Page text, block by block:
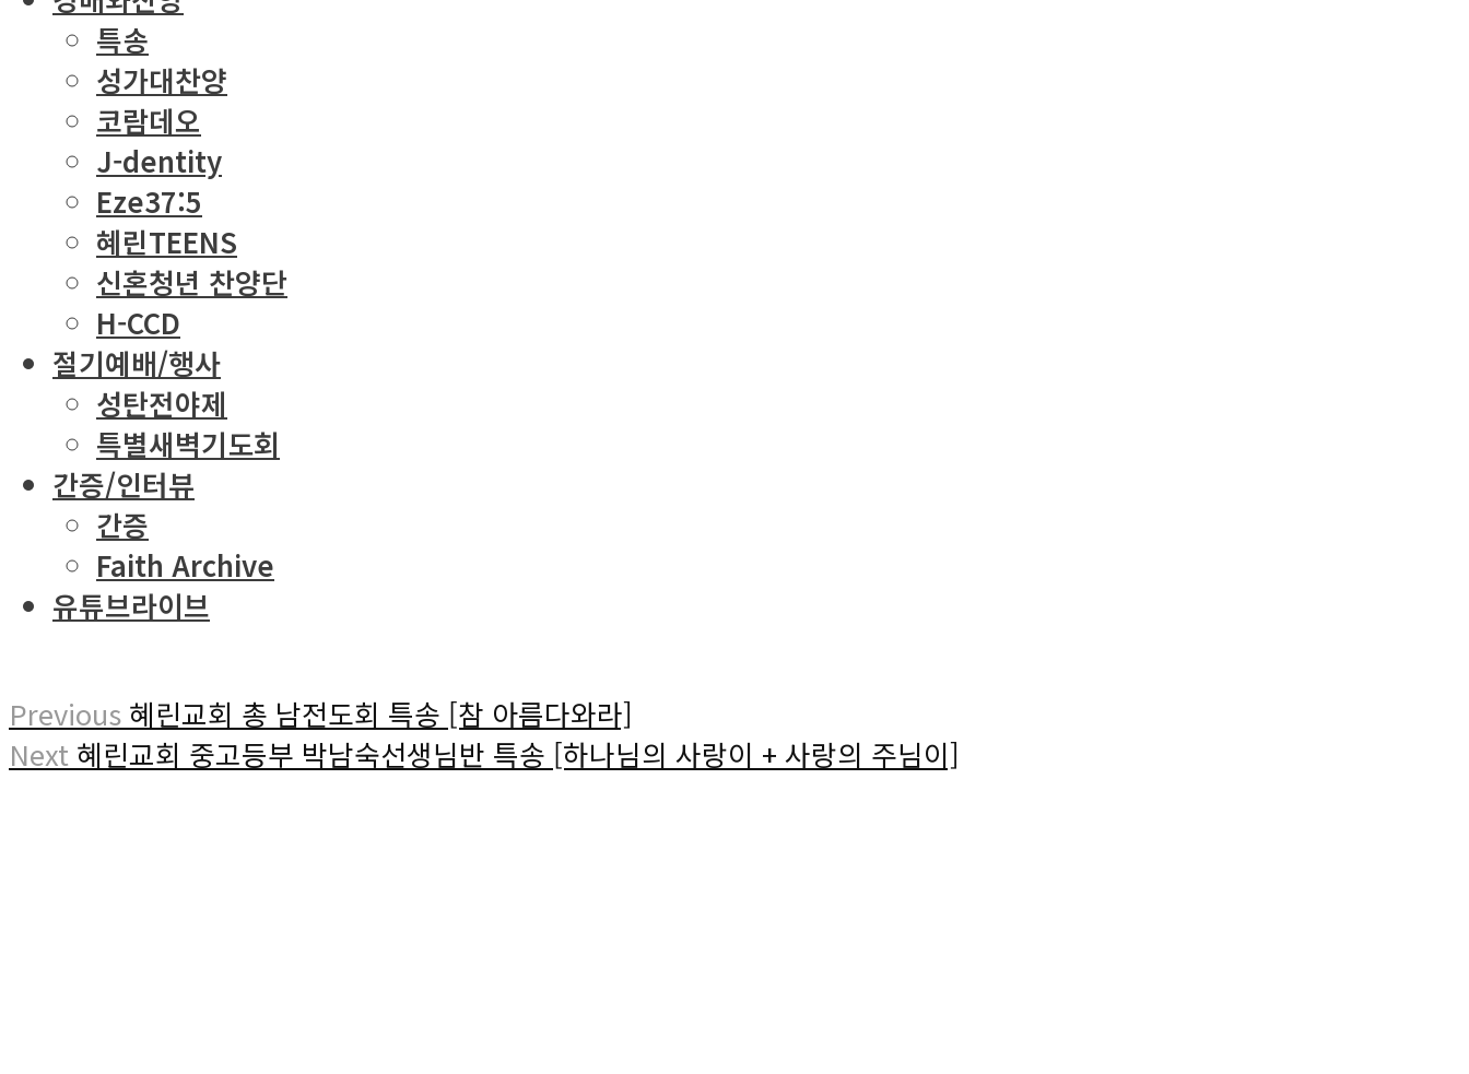
특송
성가대찬양
코람데오
J-dentity
Eze37:5
혜린TEENS
신혼청년 찬양단
H-CCD
절기예배/행사
성탄전야제
특별새벽기도회
간증/인터뷰
간증
Faith Archive
유튜브라이브
Previous 혜린교회 총 남전도회 특송 [참 아름다와라]
Next 혜린교회 중고등부 박남숙선생님반 특송 [하나님의 사랑이 + 사랑의 주님이]